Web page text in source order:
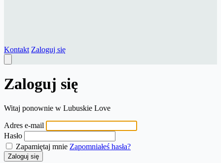
Kontakt Zaloguj się
Zaloguj się
Witaj ponownie w Lubuskie Love
Adres e-mail
Hasło
Zapamiętaj mnie Zapomniałeś hasła?
Zaloguj się